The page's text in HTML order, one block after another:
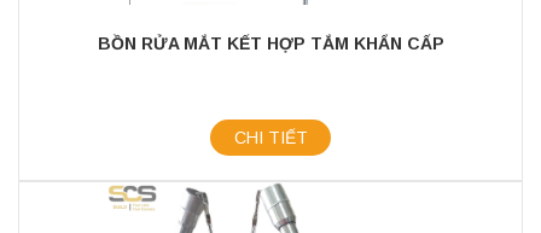
BỒN RỬA MẮT KẾT HỢP TẮM KHẨN CẤP
CHI TIẾT